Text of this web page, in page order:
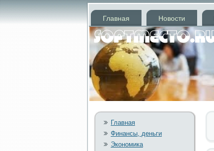
Главная Новости
Главная
Финансы, деньги
Экономика